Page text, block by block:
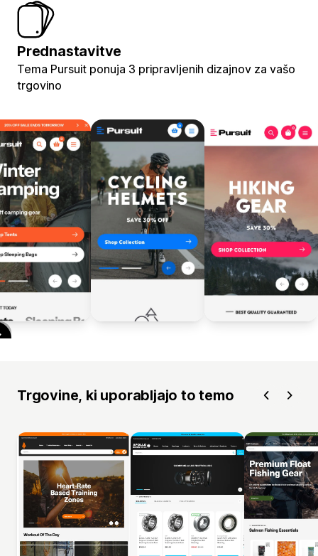
Prednastavitve
Tema Pursuit ponuja 3 pripravljenih dizajnov za vašo
trgovino
Trgovine, ki uporabljajo to temo